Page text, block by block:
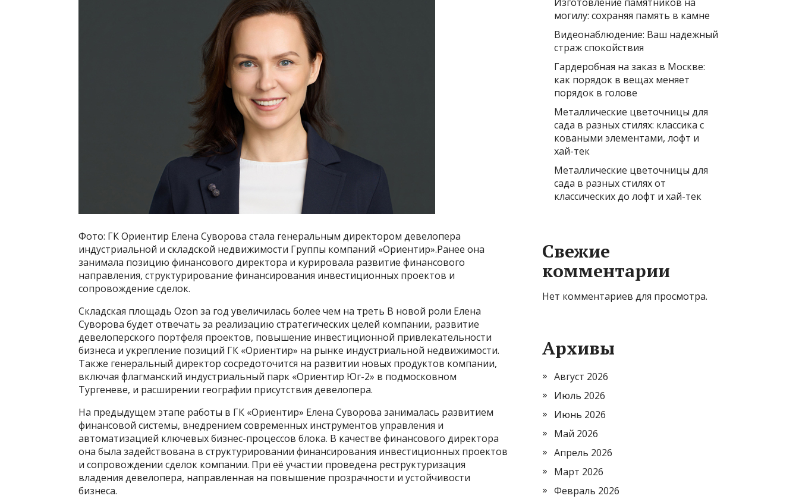
Фото: ГК Ориентир Елена Суворова стала генеральным директором девелопера
индустриальной и складской недвижимости Группы компаний «Ориентир».Ранее она
занимала позицию финансового директора и курировала развитие финансового
направления, структурирование финансирования инвестиционных проектов и
сопровождение сделок.
Складская площадь Ozon за год увеличилась более чем на треть В новой роли Елена
Суворова будет отвечать за реализацию стратегических целей компании, развитие
девелоперского портфеля проектов, повышение инвестиционной привлекательности
бизнеса и укрепление позиций ГК «Ориентир» на рынке индустриальной недвижимости.
Также генеральный директор сосредоточится на развитии новых продуктов компании,
включая флагманский индустриальный парк «Ориентир Юг-2» в подмосковном
Тургеневе, и расширении географии присутствия девелопера.
На предыдущем этапе работы в ГК «Ориентир» Елена Суворова занималась развитием
финансовой системы, внедрением современных инструментов управления и
автоматизацией ключевых бизнес-процессов блока. В качестве финансового директора
она была задействована в структурировании финансирования инвестиционных проектов
и сопровождении сделок компании. При её участии проведена реструктуризация
владения девелопера, направленная на повышение прозрачности и устойчивости
бизнеса.
могилу: сохраняя память в камне
Видеонаблюдение: Ваш надежный
страж спокойствия
Гардеробная на заказ в Москве:
как порядок в вещах меняет
порядок в голове
Металлические цветочницы для
сада в разных стилях: классика с
коваными элементами, лофт и
хай-тек
Металлические цветочницы для
сада в разных стилях от
классических до лофт и хай-тек
Свежие
комментарии
Нет комментариев для просмотра.
Архивы
Август 2026
Июль 2026
Июнь 2026
Май 2026
Апрель 2026
Март 2026
Февраль 2026